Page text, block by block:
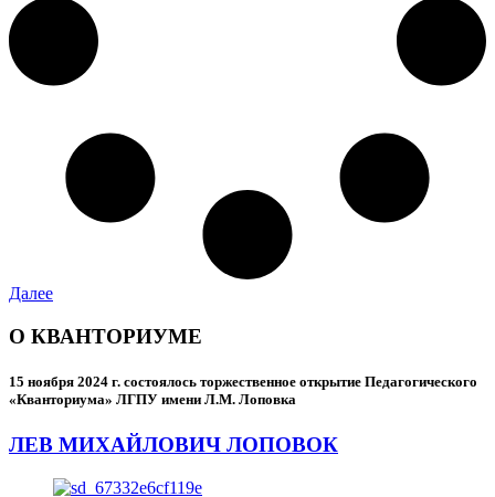
Далее
О КВАНТОРИУМЕ
15 ноября 2024 г. состоялось торжественное открытие Педагогического
«Кванториума» ЛГПУ имени Л.М. Лоповка
ЛЕВ МИХАЙЛОВИЧ ЛОПОВОК